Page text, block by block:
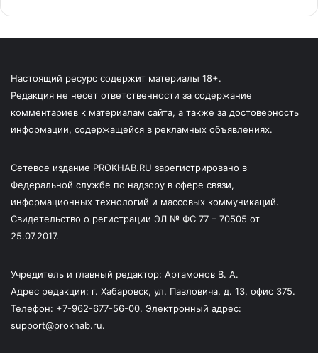
Настоящий ресурс содержит материалы 18+.
Редакция не несет ответственности за содержание
комментариев к материалам сайта, а также за достоверность
информации, содержащейся в рекламных объявлениях.
Сетевое издание PROKHAB.RU зарегистрировано в
Федеральной службе по надзору в сфере связи,
информационных технологий и массовых коммуникаций.
Свидетельство о регистрации ЭЛ № ФС 77 – 70505 от
25.07.2017.
Учредитель и главный редактор: Артамонов В. А.
Адрес редакции: г. Хабаровск, ул. Павловича, д. 13, офис 375.
Телефон: +7-962-677-56-00. Электронный адрес:
support@prokhab.ru.